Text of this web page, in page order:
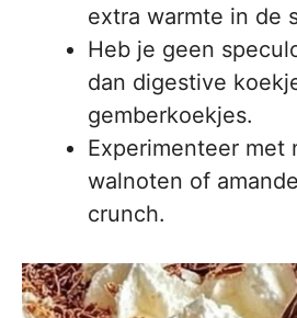
extra warmte in de
Heb je geen
dan digestive
gemberkoekjes.
Experimenteer met
walnoten of
crunch.